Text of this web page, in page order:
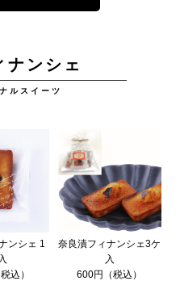
ナンシェ
ルスイーツ
ンシェ 1
込）
奈良漬フィナンシェ3ケ
入
600円（税込）